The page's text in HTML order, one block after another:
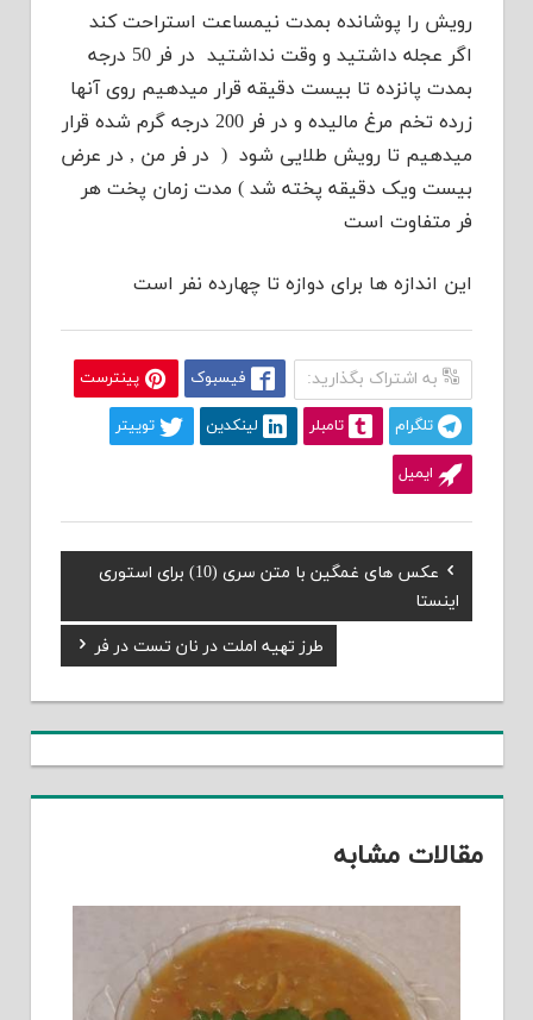
رویش را پوشانده بمدت نیمساعت استراحت کند
اگر عجله داشتید و وقت نداشتید در فر 50 درجه
بمدت پانزده تا بیست دقیقه قرار میدهیم روی آنها
زرده تخم مرغ مالیده و در فر 200 درجه گرم شده قرار
میدهیم تا رویش طلایی شود ( در فر من , در عرض
بیست ویک دقیقه پخته شد ) مدت زمان پخت هر
فر متفاوت است
این اندازه ها برای دوازه تا چهارده نفر است
به اشتراک بگذارید: فیسبوک پینترست
تلگرام تامبلر لینکدین توییتر
ایمیل
راهبری
Previous
Post:
عکس های غمگین با متن سری (10) برای استوری
اینستا
Next
Post:
طرز تهیه املت در نان تست در فر
مقالات مشابه